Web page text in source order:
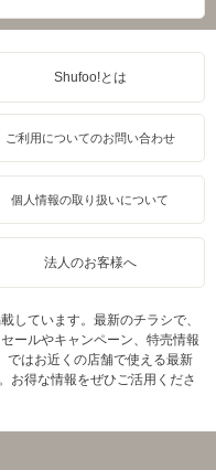
Shufoo!とは
ご利用についてのお問い合わせ
個人情報の取り扱いについて
法人のお客様へ
しています。最新のチラシで、
ールやキャンペーン、特売情報
ではお近くの店舗で使える最新
お得な情報をぜひご活用くださ